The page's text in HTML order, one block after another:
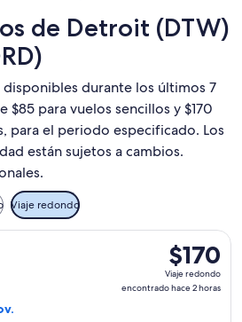
de Detroit (DTW)
durante los últimos 7
$85 para vuelos sencillos y $170
para el periodo especificado. Los
están sujetos a cambios.
Viaje redondo
$170
Viaje
redondo,
$170
Viaje redondo
encontrado hace 2 horas
Airlines, con salida el mié,